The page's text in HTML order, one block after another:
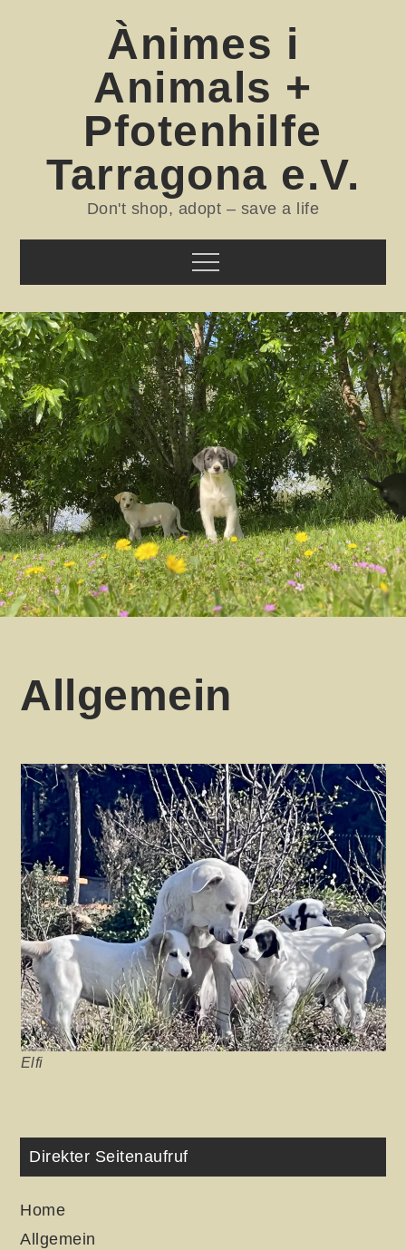
Ànimes i
Animals +
Pfotenhilfe
Tarragona e.V.
Don't shop, adopt – save a life
Menu
Allgemein
Elfi
Direkter Seitenaufruf
Home
Allgemein